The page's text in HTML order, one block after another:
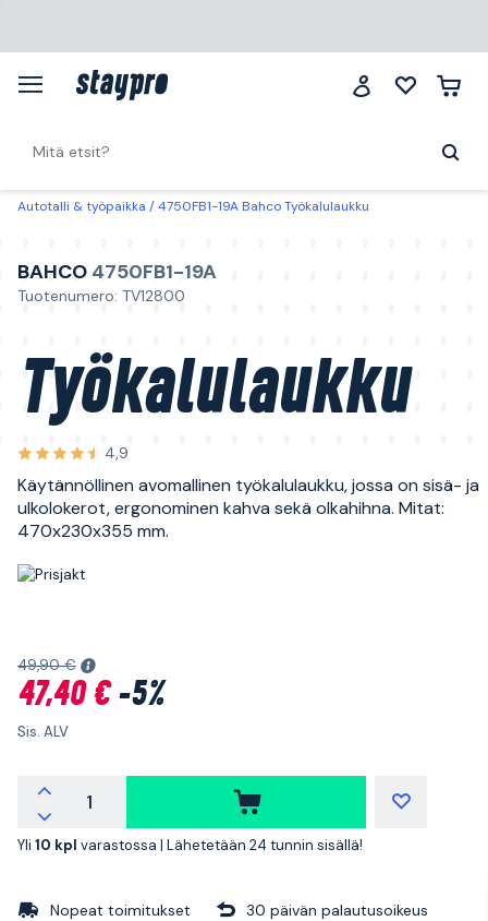
Autotalli & työpaikka 4750FB1-19A Bahco Työkalulaukku
BAHCO 4750FB1-19A
Tuotenumero: TV12800
Työkalulaukku
4,9
Käytännöllinen avomallinen työkalulaukku, jossa on sisä- ja
ulkolokerot, ergonominen kahva sekä olkahihna. Mitat:
470x230x355 mm.
49,90 €
47,40 €-5%
Sis. ALV
Yli 10 kpl varastossa | Lähetetään 24 tunnin sisällä!
Nopeat toimitukset 30 päivän palautusoikeus